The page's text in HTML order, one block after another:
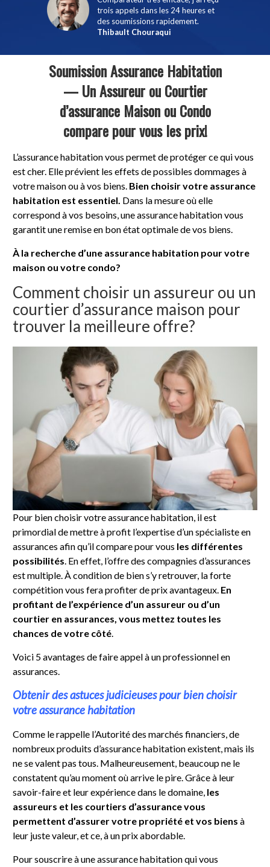
trois appels dans les 24 heures et
des soumissions rapidement.
Thibault Chouraqui
qui évitait d'avoir à répondre à
plein de questions supplémentaires.
Éric Mineault
Soumission Assurance Habitation
— Un Assureur ou Courtier
d’assurance Maison ou Condo
compare pour vous les prix!
L’assurance habitation vous permet de protéger ce qui vous
est cher. Elle prévient les effets de possibles dommages à
votre maison ou à vos biens. Bien choisir votre assurance
habitation est essentiel. Dans la mesure où elle
correspond à vos besoins, une assurance habitation vous
garantit une remise en bon état optimale de vos biens.
À la recherche d’une assurance habitation pour votre
maison ou votre condo?
Comment choisir un assureur ou un
courtier d’assurance maison pour
trouver la meilleure offre?
Pour bien choisir votre assurance habitation, il est
primordial de mettre à profit l’expertise d’un spécialiste en
assurances afin qu’il compare pour vous les différentes
possibilités. En effet, l’offre des compagnies d’assurances
est multiple. À condition de bien s’y retrouver, la forte
compétition vous fera profiter de prix avantageux. En
profitant de l’expérience d’un assureur ou d’un
courtier en assurances, vous mettez toutes les
chances de votre côté.
Voici 5 avantages de faire appel à un professionnel en
assurances.
Obtenir des astuces judicieuses pour bien choisir
votre assurance habitation
Comme le rappelle l’Autorité des marchés financiers, de
nombreux produits d’assurance habitation existent, mais ils
ne se valent pas tous. Malheureusement, beaucoup ne le
constatent qu’au moment où arrive le pire. Grâce à leur
savoir-faire et leur expérience dans le domaine, les
assureurs et les courtiers d’assurance vous
permettent d’assurer votre propriété et vos biensà
leur juste valeur, et ce, à un prix abordable.
Pour souscrire à une assurance habitation qui vous